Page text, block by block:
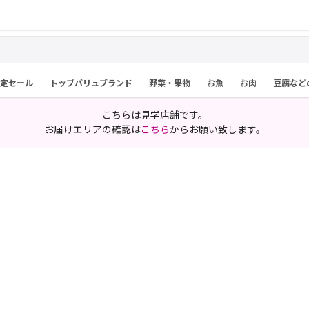
セール トップバリュブランド 野菜・果物 お魚 お肉 豆腐など
こちらは見学店舗です。
お届けエリアの確認はこちらからお願い致します。